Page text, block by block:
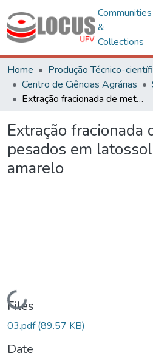
Communities
&
Collections
Home
Produção Técnico-
Centro de Ciências Agrárias
Extração fracionada de metais pesados em latossolo vermelho-amarelo
Extração fracionada
pesados em
amarelo
Loading...
Files
03.pdf(89.57 KB)
Date